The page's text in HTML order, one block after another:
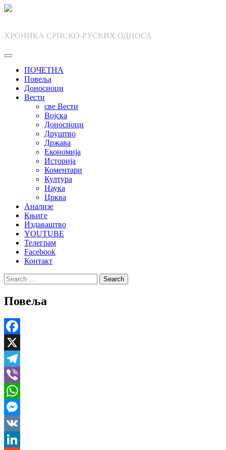
Skip
ХРОНИКА СРПСКО-РУСКИХ ОДНОСА
ПОЧЕТНА
Повеља
Доносиоци
Вести
све Вести
Војска
Доносиоци
Друштво
Држава
Економија
Историја
Коментари
Култура
Наука
Црква
Анализе
Књиге
Издаваштво
YOUTUBE
Телеграм
Facebook
Контакт
Search
for:
Повеља
Facebook
X
Telegram
Viber
WhatsApp
Messenger
VK